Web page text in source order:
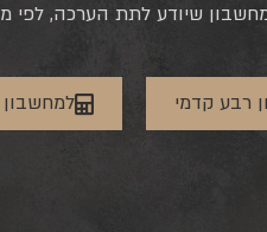
מחשבון שיודע לתת הערכה,
רבע קדמי למחשבון